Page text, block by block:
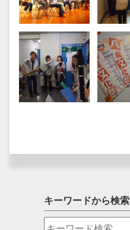
キーワードから検索